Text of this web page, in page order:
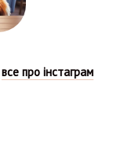
все про інстаграм